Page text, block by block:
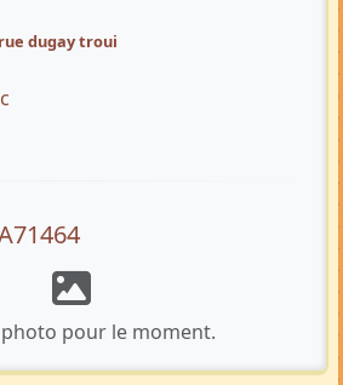
dugay troui
pour le moment.